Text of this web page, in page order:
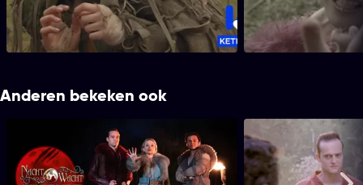
Schemermeer. De leden van de
Nachtwacht ontdekken wie het is en waar
ze vandaan komt.
ogen. Het is
Anderen bekeken ook
Nachtwacht - Dag van de